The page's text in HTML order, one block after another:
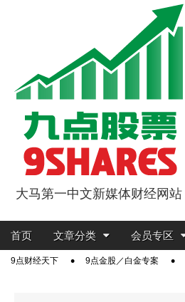
9点股票
大马第一中文新媒体财经网站
Main
Skip
content
首页 文章分类 会员专区
Sub9点财经天下 9点金股／白金专案